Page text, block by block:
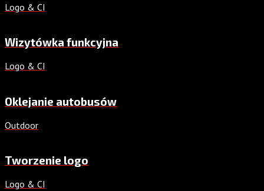
Logo & CI
Wizytówka funkcyjna
Logo & CI
Oklejanie autobusów
Outdoor
Tworzenie logo
Logo & CI